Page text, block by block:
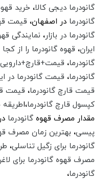
گانودرما دیجی کالا،‌ خرید
گانودرما در اصفهان، قیمت
گانودرما در بازار،‌ نمایندگی
ایران،‌ قهوه گانودرما را از
گانودرما،‌
گانودرما،‌قیمت گانودرما در
قیمت قارچ گانودرما،‌ قیمت
کپسول قارچ گانودرما،‌اطریقه
مقدار مصرف قهوه گانودرما
پیسی، بهترین زمان مصرف
گانودرما برای زگیل تناسلی،‌
مصرف قهوه گانودرما برای
گانودرما،